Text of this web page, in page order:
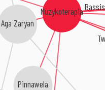
Muzykoterapia
Aga Zaryan
Pinnawela